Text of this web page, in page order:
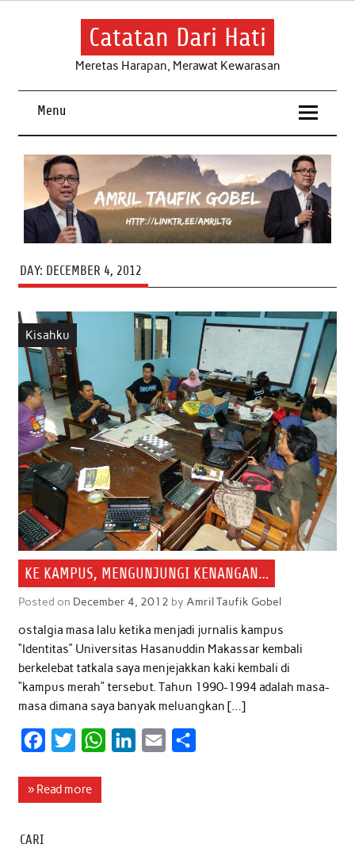
Skip
Catatan Dari Hati
Meretas Harapan, Merawat Kewarasan
Menu
DAY: DECEMBER 4, 2012
Kisahku
KE KAMPUS, MENGUNJUNGI KENANGAN…
Posted on December 4, 2012 by Amril Taufik Gobel
ostalgia masa lalu ketika menjadi jurnalis kampus
“Identitas” Universitas Hasanuddin Makassar kembali
berkelebat tatkala saya menjejakkan kaki kembali di
“kampus merah” tersebut. Tahun 1990-1994 adalah masa-
masa dimana saya banyak meluangkan […]
c
i
W
» Read more
CARI